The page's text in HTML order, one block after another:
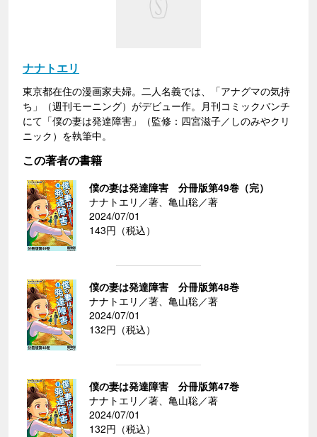
ナナトエリ
東京都在住の漫画家夫婦。二人名義では、「アナグマの気持
ち」（週刊モーニング）がデビュー作。月刊コミックバンチ
にて「僕の妻は発達障害」（監修：四宮滋子／しのみやクリ
ニック）を執筆中。
この著者の書籍
僕の妻は発達障害 分冊版第49巻（完）
ナナトエリ／著、亀山聡／著
2024/07/01
143円（税込）
僕の妻は発達障害 分冊版第48巻
ナナトエリ／著、亀山聡／著
2024/07/01
132円（税込）
僕の妻は発達障害 分冊版第47巻
ナナトエリ／著、亀山聡／著
2024/07/01
132円（税込）